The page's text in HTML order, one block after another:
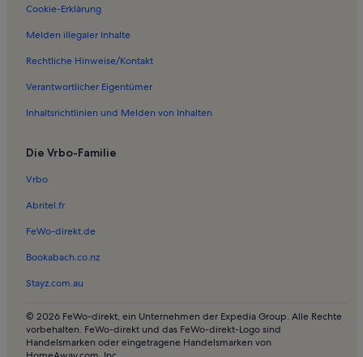
Cookie-Erklärung
Melden illegaler Inhalte
Rechtliche Hinweise/Kontakt
Verantwortlicher Eigentümer
Inhaltsrichtlinien und Melden von Inhalten
Die Vrbo-Familie
Vrbo
Abritel.fr
FeWo-direkt.de
Bookabach.co.nz
Stayz.com.au
© 2026 FeWo-direkt, ein Unternehmen der Expedia Group. Alle Rechte
vorbehalten. FeWo-direkt und das FeWo-direkt-Logo sind
Handelsmarken oder eingetragene Handelsmarken von